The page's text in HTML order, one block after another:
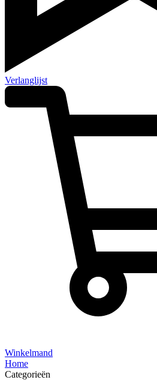
Verlanglijst
Winkelmand
Home
Categorieën